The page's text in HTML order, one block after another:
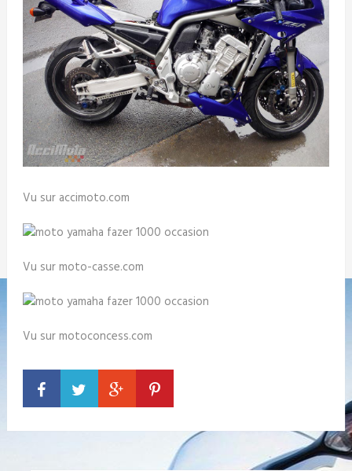
Vu sur accimoto.com
Vu sur moto-casse.com
Vu sur motoconcess.com